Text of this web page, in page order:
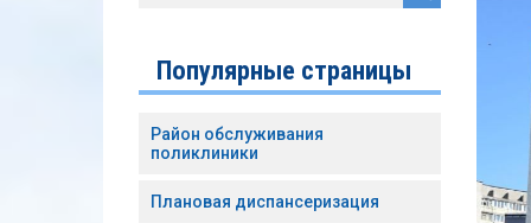
Популярные страницы
Район обслуживания
поликлиники
Плановая диспансеризация